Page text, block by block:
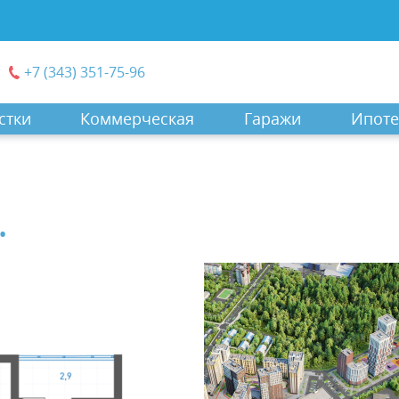
+7 (343) 351-75-96
Коммерческая Гаражи